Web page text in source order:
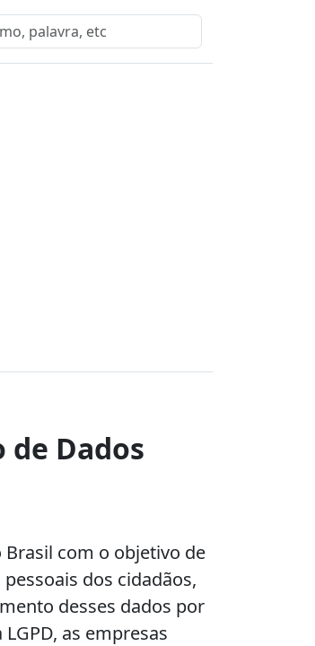
de Dados
Brasil com o objetivo de
dos cidadãos,
desses dados por
as empresas